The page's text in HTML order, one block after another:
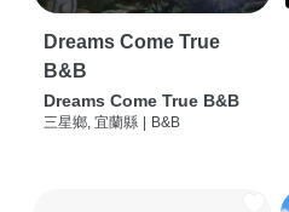
Dreams Come True
B&B
Dreams Come True B&B
三星鄉, 宜蘭縣 | B&B